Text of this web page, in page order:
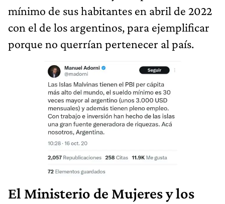
mínimo de sus habitantes en abril de 2022
con el de los argentinos, para ejemplificar
porque no querrían pertenecer al país.
El Ministerio de Mujeres y los